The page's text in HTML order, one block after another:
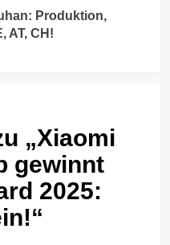
Produktion,
AT, CH!
„Xiaomi
gewinnt
2025:
“